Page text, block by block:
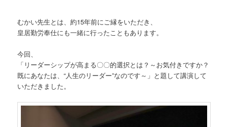
むかい先生とは、約15年前にご縁をいただき、
皇居勤労奉仕にも一緒に行ったこともあります。
今回、
「リーダーシップが高まる〇〇的選択とは？～お気付きですか？
既にあなたは、“人生のリーダー”なのです～」と題して講演して
いただきました。